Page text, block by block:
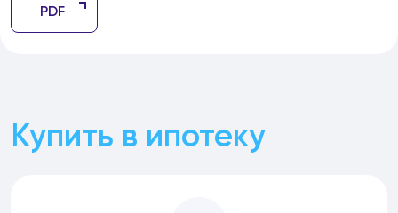
PDF
Купить в ипотеку